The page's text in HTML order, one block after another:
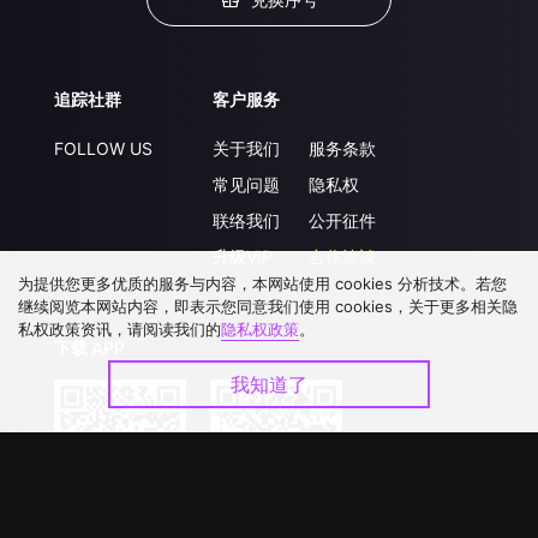
追踪社群
FOLLOW US
客户服务
关于我们
常见问题
联络我们
升级VIP
服务条款
隐私权
公开征件
合作洽談
为提供您更多优质的服务与内容，本网站使用 cookies 分析技术。若您
继续阅览本网站内容，即表示您同意我们使用 cookies，关于更多相关隐
私权政策资讯，请阅读我们的隐私权政策。
我知道了